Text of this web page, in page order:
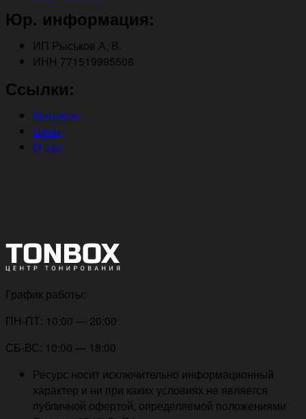
Юр. информация:
ИП Рыськов А. В.
ИНН 771519995508
Ссылки:
Контакты
Цены
О нас
График работы:
ПН-ПТ: 10:00 — 20:00
СБ-ВС: 10:00 — 18:00
Ресурс носит исключительно информационный
характер и ни при каких условиях не является
публичной офертой, определяемой положениями